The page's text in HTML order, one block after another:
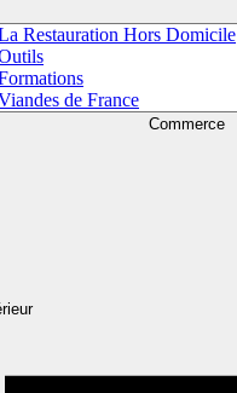
Restauration Hors Domicile
de France
Commerce